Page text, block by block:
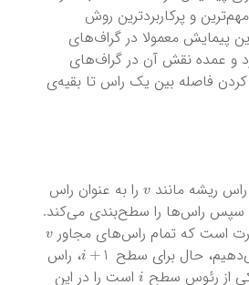
مهم‌ترین و پرکاربرد‌ترین روش
پیمایش معمولا در گراف‌ها‌ی
و عمده نقش آن در گراف‌های
کردن فاصله بین یک راس تا بقیه‌ی
راس ریشه مانند را به عنوان راس
سپس راس‌ها را سطح‌بندی می‌کند.
است که تمام راس‌های مجاور v
حال برای سطح
i+ 1 ، راس
از رئوس سطح iاست را در این